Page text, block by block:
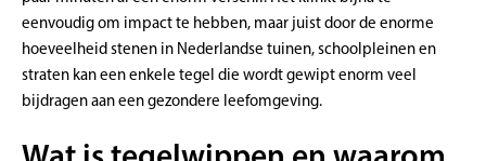
eenvoudig om impact te hebben, maar juist door de enorme
hoeveelheid stenen in Nederlandse tuinen, schoolpleinen en
straten kan een enkele tegel die wordt gewipt enorm veel
bijdragen aan een gezondere leefomgeving.